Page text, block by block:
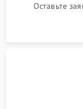
Оставьте